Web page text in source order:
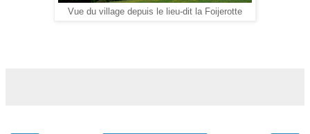
Vue du village depuis le lieu-dit l a Foijerotte